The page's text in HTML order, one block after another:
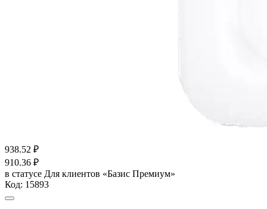
938.52 ₽
910.36 ₽
в статусе Для клиентов «Базис Премиум»
Код: 15893